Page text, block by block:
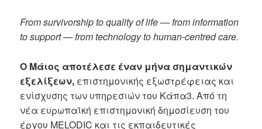
From survivorship to quality of life — from information
to support — from technology to human-centred care.
Ο Μάιος αποτέλεσε έναν μήνα σημαντικών
εξελίξεων, επιστημονικής εξωστρέφειας και
ενίσχυσης των υπηρεσιών του Κάπα3. Από τη
νέα ευρωπαϊκή επιστημονική δημοσίευση του
έργου MELODIC και τις εκπαιδευτικές